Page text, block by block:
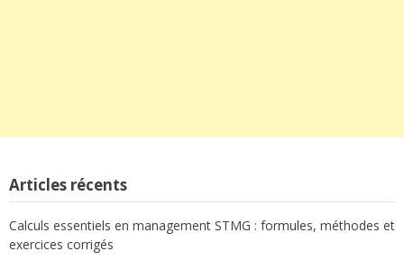
Articles récents
Calculs essentiels en management STMG : formules, méthodes et
exercices corrigés